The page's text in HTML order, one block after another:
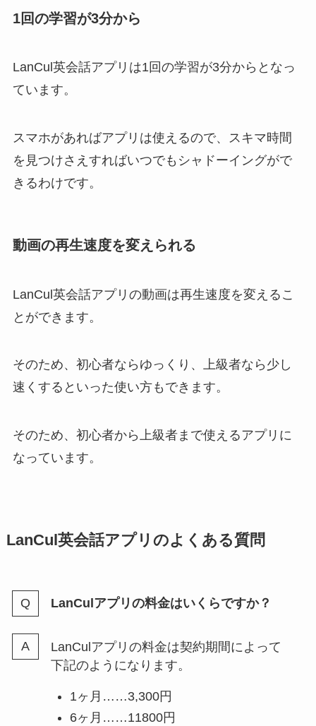
1回の学習が3分から
LanCul英会話アプリは1回の学習が3分からとなっ
ています。
スマホがあればアプリは使えるので、スキマ時間
を見つけさえすればいつでもシャドーイングがで
きるわけです。
動画の再生速度を変えられる
LanCul英会話アプリの動画は再生速度を変えるこ
とができます。
そのため、初心者ならゆっくり、上級者なら少し
速くするといった使い方もできます。
そのため、初心者から上級者まで使えるアプリに
なっています。
LanCul英会話アプリのよくある質問
LanCulアプリの料金はいくらですか？
LanCulアプリの料金は契約期間によって
下記のようになります。
1ヶ月……3,300円
6ヶ月……11800円